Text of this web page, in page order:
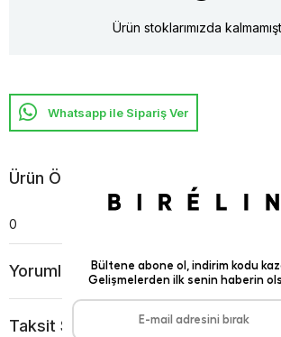
Ürün stoklarımızda
Whatsapp ile Sipariş Ver
Ürün Özellikleri
0
Yorumlar (0)
Taksit Seçenekleri